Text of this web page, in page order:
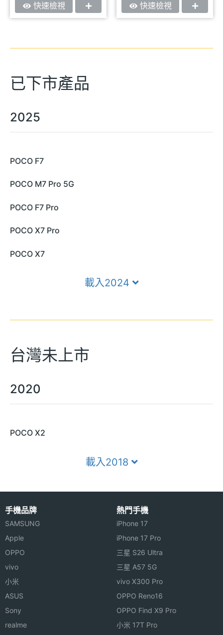
快速檢視
快速檢視
已下市產品
2025
POCO F7
POCO M7 Pro 5G
POCO F7 Pro
POCO X7 Pro
POCO X7
載入2024
台灣未上市
2020
POCO X2
載入2018
手機品牌
SAMSUNG
Apple
OPPO
vivo
小米
ASUS
Sony
realme
熱門手機
iPhone 17
iPhone 17 Pro
三星 S26 Ultra
三星 A57 5G
vivo X300 Pro
OPPO Reno16
OPPO Find X9 Pro
小米 17T Pro